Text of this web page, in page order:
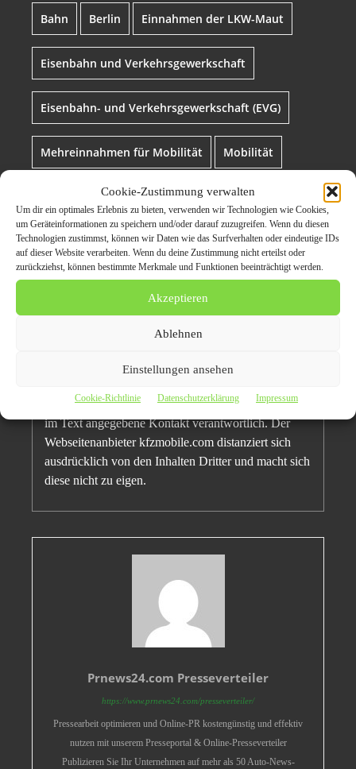
Cookie-Zustimmung verwalten
Um dir ein optimales Erlebnis zu bieten, verwenden wir Technologien wie Cookies,
um Geräteinformationen zu speichern und/oder darauf zuzugreifen. Wenn du diesen
Technologien zustimmst, können wir Daten wie das Surfverhalten oder eindeutige IDs
auf dieser Website verarbeiten. Wenn du deine Zustimmung nicht erteilst oder
zurückziehst, können bestimmte Merkmale und Funktionen beeinträchtigt werden.
Akzeptieren
Ablehnen
Einstellungen ansehen
Cookie-Richtlinie Datenschutzerklärung Impressum
Bahn Berlin Einnahmen der LKW-Maut
Eisenbahn und Verkehrsgewerkschaft
Eisenbahn- und Verkehrsgewerkschaft (EVG)
Mehreinnahmen für Mobilität Mobilität
Pressemeldung Berlin Transport
Disclaimer/ Haftungsausschluss:
dazugehörigen Bilder / Videos ist ausschließlich der
im Text angegebene Kontakt verantwortlich. Der
Webseitenanbieter kfzmobile.com distanziert sich
ausdrücklich von den Inhalten Dritter und macht sich
diese nicht zu eigen.
Prnews24.com Presseverteiler
https://www.prnews24.com/presseverteiler/
Pressearbeit optimieren und Online-PR kostengünstig und effektiv
nutzen mit unserem Presseportal & Online-Presseverteiler
Publizieren Sie Ihr Unternehmen auf mehr als 50 Auto-News-